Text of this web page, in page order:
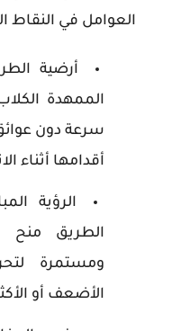
العوامل في النقاط
أرضية
الممهدة
سرعة دون عوائق
أقدامها أثناء
الرؤية
الطريق منح
ومستمرة
الأضعف أو